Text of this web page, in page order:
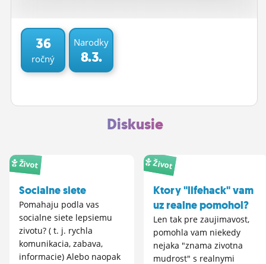
MÔJ PROFIL
NASTAVENIA
36
ročný
Narodky
8.3.
Diskusie
Život
Socialne siete
Pomahaju podla vas
socialne siete lepsiemu
zivotu? ( t. j. rychla
komunikacia, zabava,
informacie) Alebo naopak
Život
Ktory "lifehack" vam
uz realne pomohol?
Len tak pre zaujimavost,
pomohla vam niekedy
nejaka "znama zivotna
mudrost" s realnymi